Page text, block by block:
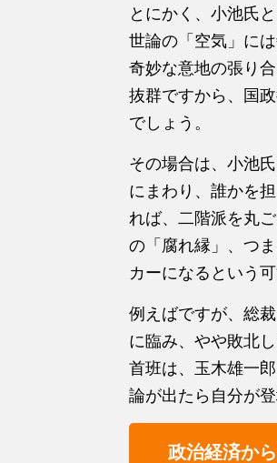
とにかく、小池氏
世論の「空気」に
奇妙な意地の張り
抜群ですから、国
でしょう。
その場合は、小池
にまわり、誰かを
れば、二階派を丸
の「腐れ縁」、つ
カーになるという
例えばですが、総
に臨み、やや敗北
首班は、玉木雄一
論が出たら自分が
政治経済か